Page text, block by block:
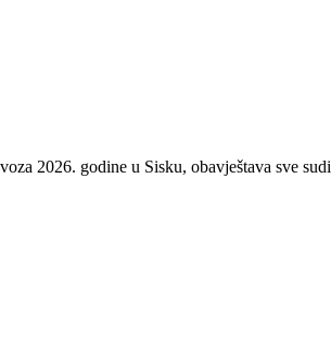
2026. godine u Sisku, obavještava sve